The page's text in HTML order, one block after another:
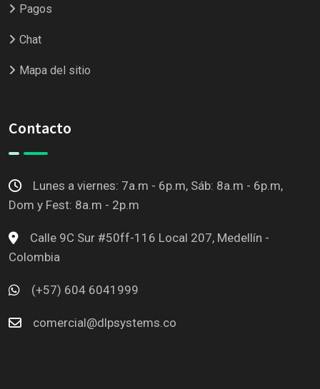
Pagos
Chat
Mapa del sitio
Contacto
Lunes a viernes: 7a.m - 6p.m, Sáb: 8a.m - 6p.m,
Dom y Fest: 8a.m - 2p.m
Calle 9C Sur #50ff-116 Local 207, Medellín -
Colombia
(+57) 604 6041999
comercial@dlpsystems.co